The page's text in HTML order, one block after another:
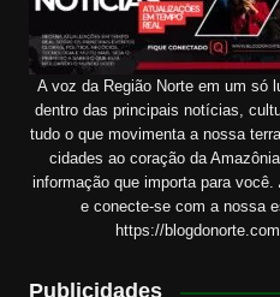
A voz da Região Norte em um só
dentro das principais notícias,
tudo o que movimenta a nossa
cidades ao coração da
informação que importa para você.
e conecte-se com a nossa
https://
Publicidades